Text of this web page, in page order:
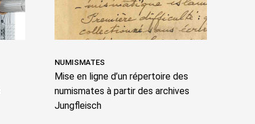
NUMISMATES
Mise en ligne d’un répertoire des
numismates à partir des archives
Jungfleisch